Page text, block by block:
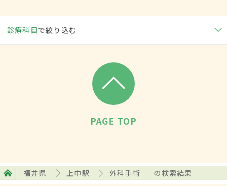
診療科目で絞り込む
PAGE TOP
福井県 上中駅 外科手術 の検索結果